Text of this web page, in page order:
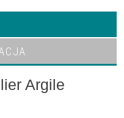
Argile